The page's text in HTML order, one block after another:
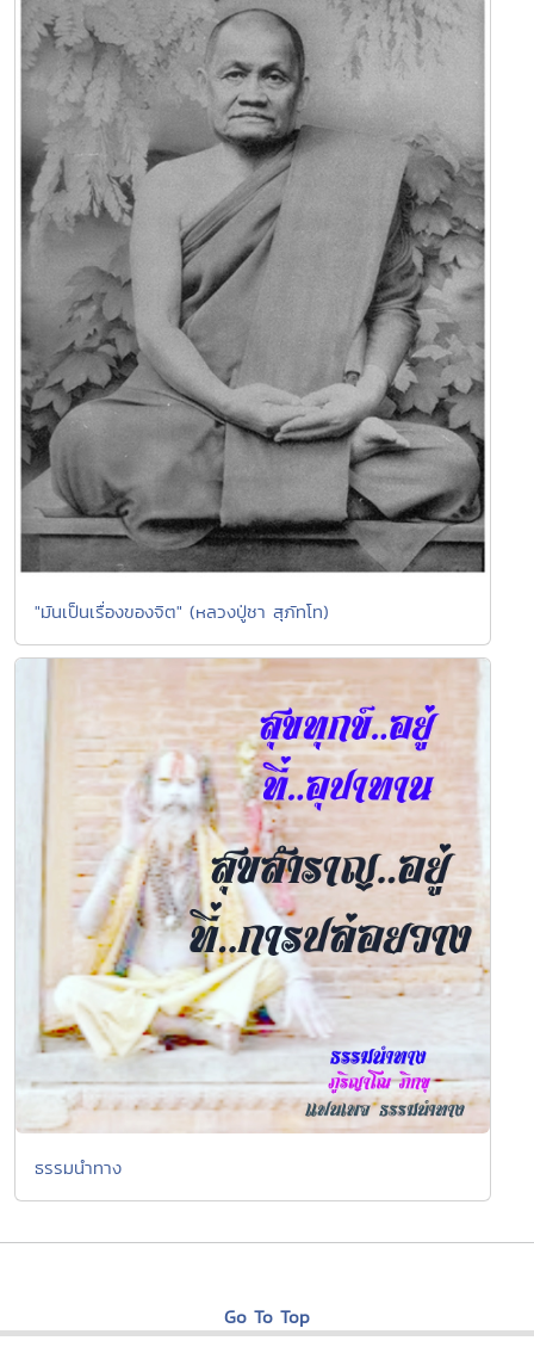
"มันเป็นเรื่องของจิต" (หลวงปู่ชา สุภัทโท)
ธรรมนำทาง
Go To Top